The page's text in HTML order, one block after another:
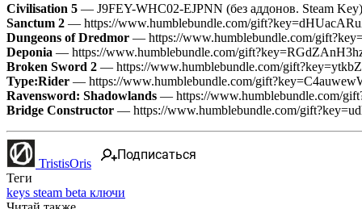
Civilisation 5 — J9FEY-WHC02-EJPNN (без аддонов. Steam Key)
Sanctum 2 — https://www.humblebundle.com/
Dungeons of Dredmor — https://www.humblebundle.com/
Deponia — https://www.humblebundle.com/
Broken Sword 2 — https://www.humblebundle.com/
Type:Rider — https://www.humblebundle.com/
Ravensword: Shadowlands — https://www.humblebundle.com/
Bridge Constructor — https://www.humblebundle.com/
TristisOris
Подписаться
Теги
keys steam beta ключи